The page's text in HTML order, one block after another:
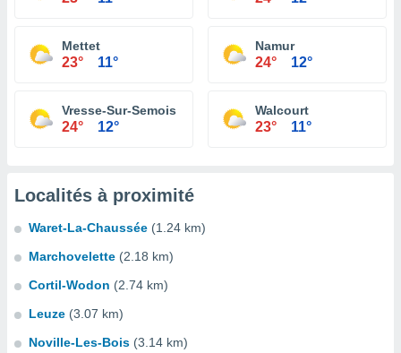
Mettet
23° 11°
Namur
24° 12°
Vresse-Sur-Semois
24° 12°
Walcourt
23° 11°
Localités à proximité
Waret-La-Chaussée (1.24 km)
Marchovelette (2.18 km)
Cortil-Wodon (2.74 km)
Leuze (3.07 km)
Noville-Les-Bois (3.14 km)